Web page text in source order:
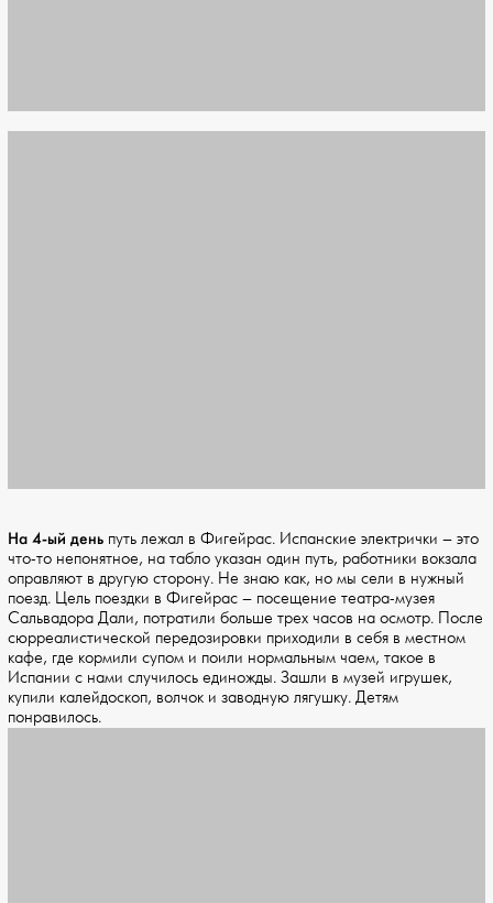
На 4-ый день путь лежал в Фигейрас. Испанские электрички – это
что-то непонятное, на табло указан один путь, работники вокзала
оправляют в другую сторону. Не знаю как, но мы сели в нужный
поезд. Цель поездки в Фигейрас – посещение театра-музея
Сальвадора Дали, потратили больше трех часов на осмотр. После
сюрреалистической передозировки приходили в себя в местном
кафе, где кормили супом и поили нормальным чаем, такое в
Испании с нами случилось единожды. Зашли в музей игрушек,
купили калейдоскоп, волчок и заводную лягушку. Детям
понравилось.